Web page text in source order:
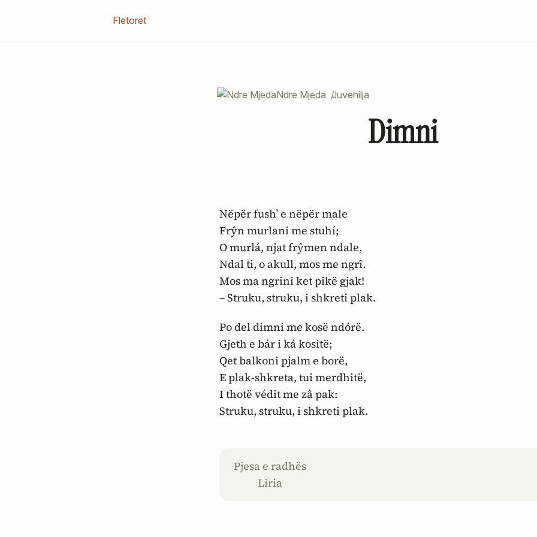
Fletoret
Ndre Mjeda /Juvenilja
Dimni
Nëpër fush’ e nëpër male
Frŷn murlani me stuhí;
O murlá, njat frŷmen ndale,
Ndal ti, o akull, mos me ngrî.
Mos ma ngrini ket pikë gjak!
– Struku, struku, i shkreti plak.
Po del dimni me kosë ndórë.
Gjeth e bár i ká kositë;
Qet balkoni pjalm e borë,
E plak-shkreta, tui merdhitë,
I thotë védit me zâ pak:
Struku, struku, i shkreti plak.
Pjesa e radhës
Liria